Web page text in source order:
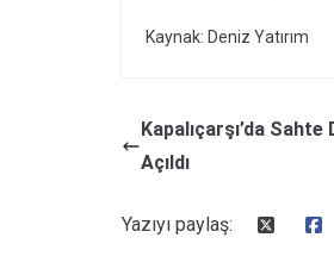
Kaynak: Deniz Yatırım
Kapalıçarşı’da
Açıldı
Yazıyı paylaş: